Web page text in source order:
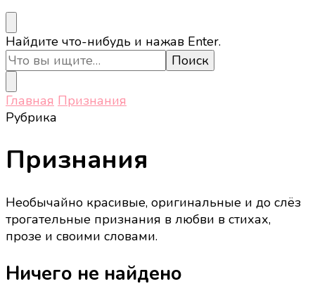
Ищите
что-
то?
Найдите что-нибудь и нажав Enter.
Главная Признания
Рубрика
Признания
Необычайно красивые, оригинальные и до слёз
трогательные признания в любви в стихах,
прозе и своими словами.
Ничего не найдено